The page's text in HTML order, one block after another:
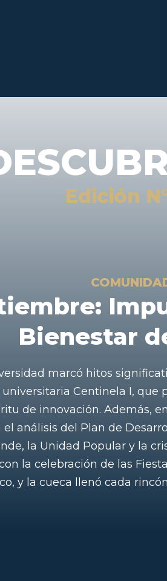
Edición
Bienestar
marcó hitos
Centinela I, que
de innovación. Además,
análisis del Plan de
la Unidad Popular y la
la celebración de las
y la cueca llenó cada